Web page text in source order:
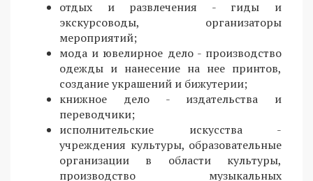
отдых и развлечения - гиды и
экскурсоводы, организаторы
мероприятий;
мода и ювелирное дело - производство
одежды и нанесение на нее принтов,
создание украшений и бижутерии;
книжное дело - издательства и
переводчики;
исполнительские искусства -
учреждения культуры, образовательные
организации в области культуры,
производство музыкальных